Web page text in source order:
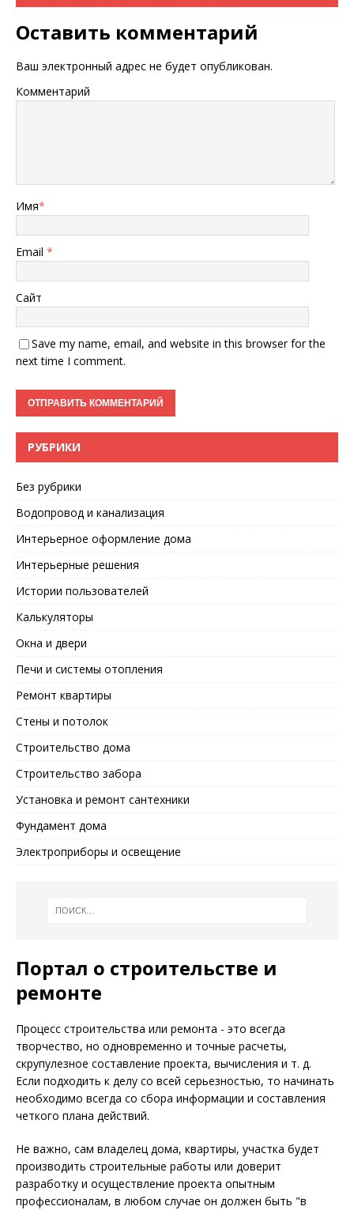
Оставить комментарий
Ваш электронный адрес не будет опубликован.
Комментарий
Имя*
Email *
Сайт
Save my name, email, and website in this browser for the
next time I comment.
РУБРИКИ
Без рубрики
Водопровод и канализация
Интерьерное оформление дома
Интерьерные решения
Истории пользователей
Калькуляторы
Окна и двери
Печи и системы отопления
Ремонт квартиры
Стены и потолок
Строительство дома
Строительство забора
Установка и ремонт сантехники
Фундамент дома
Электроприборы и освещение
Портал о строительстве и
ремонте
Процесс строительства или ремонта - это всегда
творчество, но одновременно и точные расчеты,
скрупулезное составление проекта, вычисления и т. д.
Если подходить к делу со всей серьезностью, то начинать
необходимо всегда со сбора информации и составления
четкого плана действий.
Не важно, сам владелец дома, квартиры, участка будет
производить строительные работы или доверит
разработку и осуществление проекта опытным
профессионалам, в любом случае он должен быть "в